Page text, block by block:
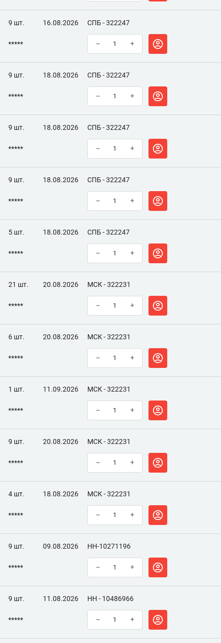
9 шт. 16.08.2026 СПБ - 322247
***** – +
9 шт. 18.08.2026 СПБ - 322247
***** – +
9 шт. 18.08.2026 СПБ - 322247
***** – +
9 шт. 18.08.2026 СПБ - 322247
***** – +
5 шт. 18.08.2026 СПБ - 322247
***** – +
21 шт. 20.08.2026 МСК - 322231
***** – +
6 шт. 20.08.2026 МСК - 322231
***** – +
1 шт. 11.09.2026 МСК - 322231
***** – +
9 шт. 20.08.2026 МСК - 322231
***** – +
4 шт. 18.08.2026 МСК - 322231
***** – +
9 шт. 09.08.2026 НН-10271196
***** – +
9 шт. 11.08.2026 НН - 10486966
***** – +